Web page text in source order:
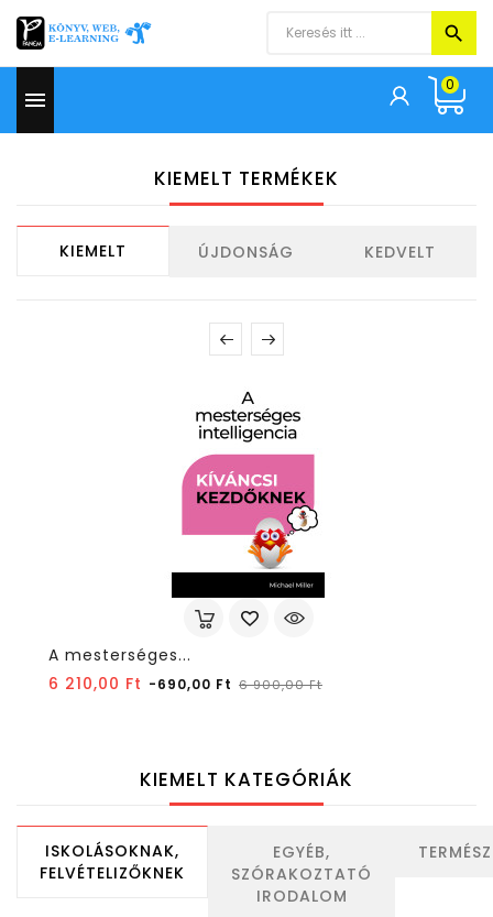

0
 
KIEMELT TERMÉKEK
KIEMELT ÚJDONSÁG KEDVELT
A mesterséges...
6 210,00 Ft Normál
-690,00 Ft 6 900,00 FtÁr
KIEMELT KATEGÓRIÁK
ISKOLÁSOKNAK,
FELVÉTELIZŐKNEK
EGYÉB,
SZÓRAKOZTATÓ
IRODALOM